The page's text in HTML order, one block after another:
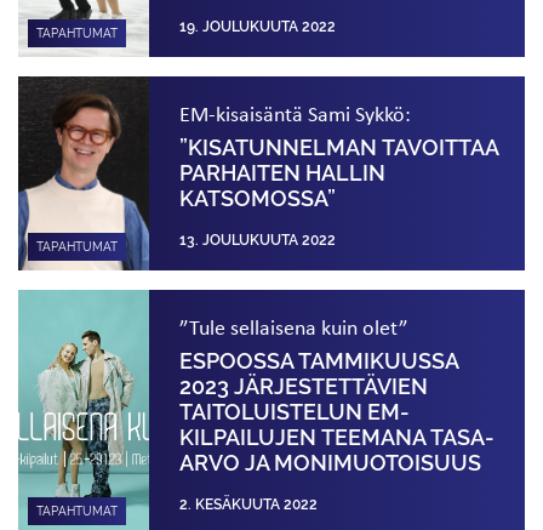
TAPAHTUMAT 19. JOULUKUUTA 2022
TAPAHTUMAT
EM-kisaisäntä Sami Sykkö:
”KISATUNNELMAN TAVOITTAA
PARHAITEN HALLIN
KATSOMOSSA”
13. JOULUKUUTA 2022
TAPAHTUMAT
”Tule sellaisena kuin olet”
ESPOOSSA TAMMIKUUSSA
2023 JÄRJESTETTÄVIEN
TAITOLUISTELUN EM-
KILPAILUJEN TEEMANA TASA-
ARVO JA MONI­MUOTOISUUS
2. KESÄKUUTA 2022